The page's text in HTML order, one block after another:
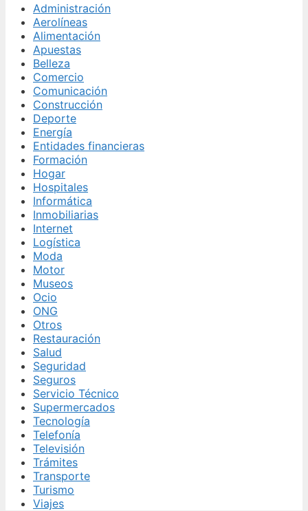
Administración
Aerolíneas
Alimentación
Apuestas
Belleza
Comercio
Comunicación
Construcción
Deporte
Energía
Entidades financieras
Formación
Hogar
Hospitales
Informática
Inmobiliarias
Internet
Logística
Moda
Motor
Museos
Ocio
ONG
Otros
Restauración
Salud
Seguridad
Seguros
Servicio Técnico
Supermercados
Tecnología
Telefonía
Televisión
Trámites
Transporte
Turismo
Viajes